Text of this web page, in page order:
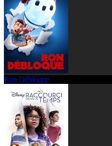
Ron Débloque